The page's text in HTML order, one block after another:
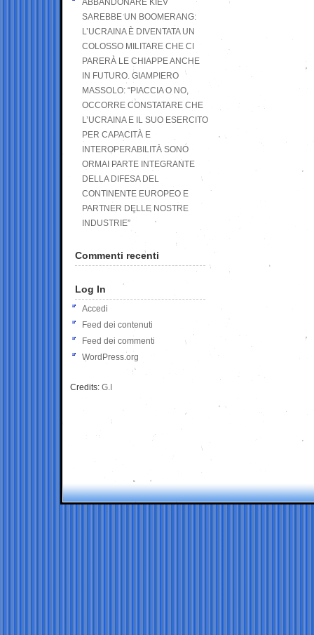
ABBANDONARE KIEV
SAREBBE UN BOOMERANG:
L’UCRAINA È DIVENTATA UN
COLOSSO MILITARE CHE CI
PARERÀ LE CHIAPPE ANCHE
IN FUTURO. GIAMPIERO
MASSOLO: “PIACCIA O NO,
OCCORRE CONSTATARE CHE
L’UCRAINA E IL SUO ESERCITO
PER CAPACITÀ E
INTEROPERABILITÀ SONO
ORMAI PARTE INTEGRANTE
DELLA DIFESA DEL
CONTINENTE EUROPEO E
PARTNER DELLE NOSTRE
INDUSTRIE”
Commenti recenti
Log In
Accedi
Feed dei contenuti
Feed dei commenti
WordPress.org
Credits: G.I